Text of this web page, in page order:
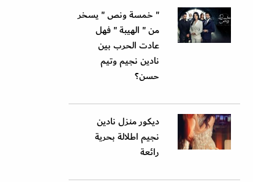
" خمسة ونص " يسخر
من " الهيبة " فهل
عادت الحرب بين
نادين نجيم وتيم
حسن؟
ديكور منزل نادين
نجيم اطلالة بحرية
رائعة